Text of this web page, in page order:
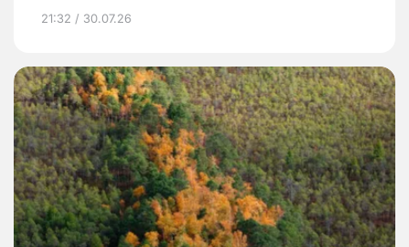
21:32 / 30.07.26